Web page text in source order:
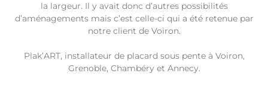
la largeur. Il y avait donc d’autres possibilités
d’aménagements mais c’est celle-ci qui a été retenue par
notre client de Voiron.
Plak’ART, installateur de placard sous pente à Voiron,
Grenoble, Chambéry et Annecy.